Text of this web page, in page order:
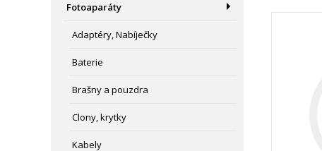
Fotoaparáty
Adaptéry, Nabíječky
Baterie
Brašny a pouzdra
Clony, krytky
Kabely